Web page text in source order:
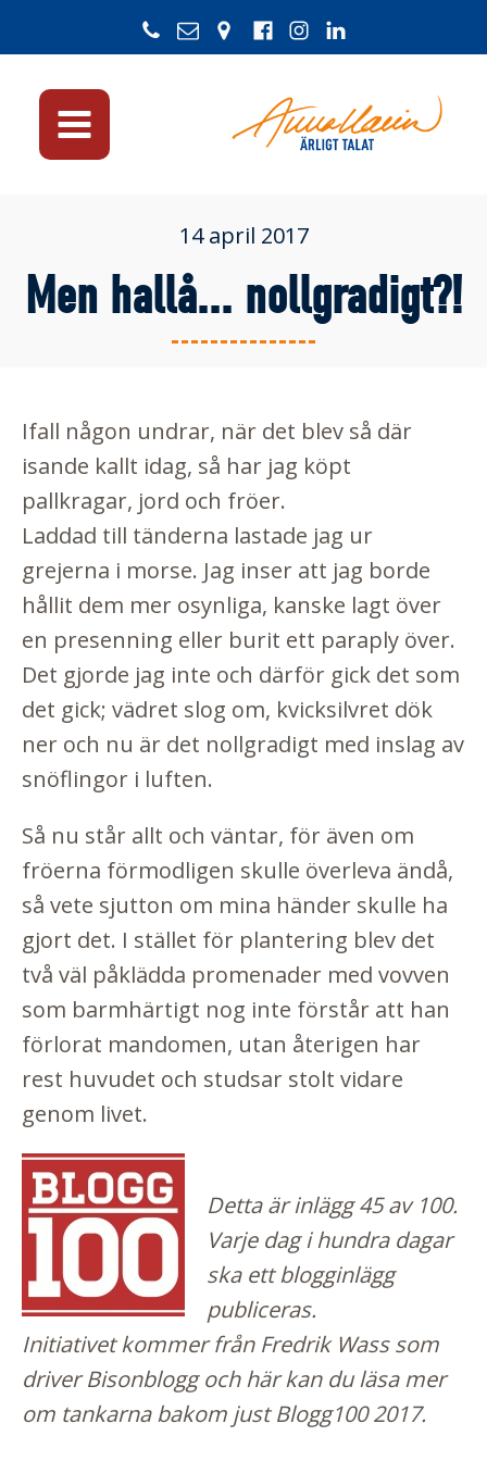
14 april 2017
Men hallå... nollgradigt?!
Ifall någon undrar, när det blev så där
isande kallt idag, så har jag köpt
pallkragar, jord och fröer.
Laddad till tänderna lastade jag ur
grejerna i morse. Jag inser att jag borde
hållit dem mer osynliga, kanske lagt över
en presenning eller burit ett paraply över.
Det gjorde jag inte och därför gick det som
det gick; vädret slog om, kvicksilvret dök
ner och nu är det nollgradigt med inslag av
snöflingor i luften.
Så nu står allt och väntar, för även om
fröerna förmodligen skulle överleva ändå,
så vete sjutton om mina händer skulle ha
gjort det. I stället för plantering blev det
två väl påklädda promenader med vovven
som barmhärtigt nog inte förstår att han
förlorat mandomen, utan återigen har
rest huvudet och studsar stolt vidare
genom livet.
Detta är inlägg 45 av 100.
Varje dag i hundra dagar
ska ett blogginlägg
publiceras.
Initiativet kommer från Fredrik Wass som
driverBisonbloggoch här kan du läsa mer
om tankarna bakom just Blogg100 2017.